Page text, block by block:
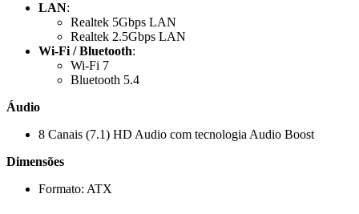
LAN:
Realtek 5Gbps LAN
Realtek 2.5Gbps LAN
Wi-Fi / Bluetooth:
Wi-Fi 7
Bluetooth 5.4
Áudio
8 Canais (7.1) HD Audio com tecnologia Audio Boost
Dimensões
Formato: ATX